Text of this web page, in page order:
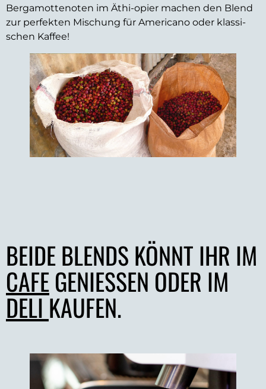
Bergamottenoten im Äthi-opier machen den Blend
zur perfekten Mischung für Americano oder klassi-
schen Kaffee!
BEIDE BLENDS KÖNNT IHR IM
CAFEGENIESSEN ODER IM
DELIKAUFEN.